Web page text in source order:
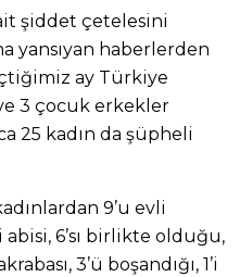
şiddet çetelesini
yansıyan haberlerden
ay Türkiye
3 çocuk erkekler
25 kadın da şüpheli
9’u evli
abisi, 6’sı birlikte olduğu,
3’ü boşandığı, 1’i